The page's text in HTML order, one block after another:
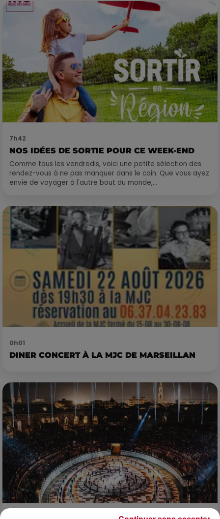
7h42
NOS IDÉES DE SORTIE POUR CE WEEK-END
Comme tous les vendredis, voici une petite sélection des
rendez-vous à ne pas manquer dans le coin. Que vous ayez
envie de voyager à l'autre bout du monde,...
0h01
DINER CONCERT À LA MJC DE MARSEILLAN